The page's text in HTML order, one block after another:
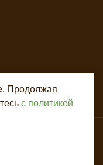
и продвижение -
. Продолжая
с политикой